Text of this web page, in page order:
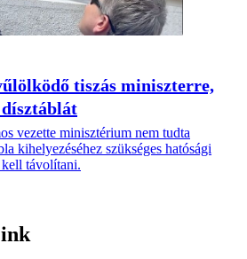
tiszás miniszterre,
vezette minisztérium nem tudta
kihelyezéséhez szükséges hatósági
kell távolítani.